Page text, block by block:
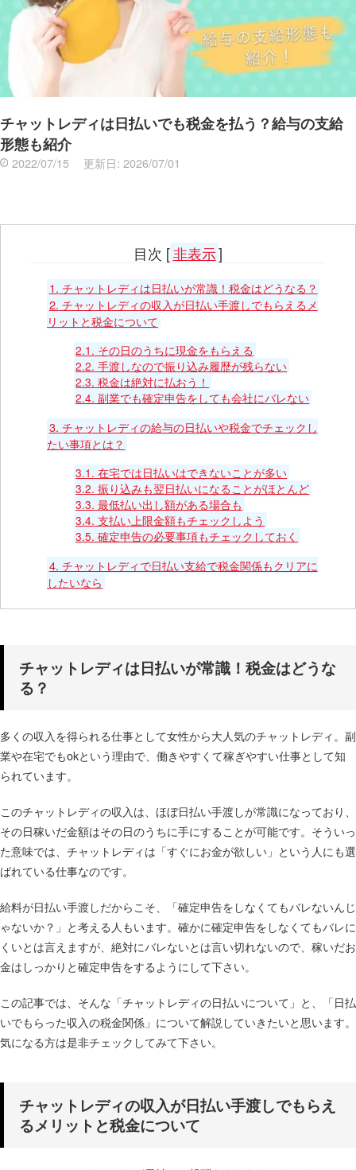
チャットレディは日払いでも税金を払う？給与の支給
形態も紹介
2022/07/15 更新日: 2026/07/01
目次 [非表示]
1. チャットレディは日払いが常識！税金はどうなる？
2. チャットレディの収入が日払い手渡しでもらえるメ
リットと税金について
2.1. その日のうちに現金をもらえる
2.2. 手渡しなので振り込み履歴が残らない
2.3. 税金は絶対に払おう！
2.4. 副業でも確定申告をしても会社にバレない
3. チャットレディの給与の日払いや税金でチェックし
たい事項とは？
3.1. 在宅では日払いはできないことが多い
3.2. 振り込みも翌日払いになることがほとんど
3.3. 最低払い出し額がある場合も
3.4. 支払い上限金額もチェックしよう
3.5. 確定申告の必要事項もチェックしておく
4. チャットレディで日払い支給で税金関係もクリアに
したいなら
チャットレディは日払いが常識！税金はどうな
る？
多くの収入を得られる仕事として女性から大人気のチャットレディ。副
業や在宅でもokという理由で、働きやすくて稼ぎやすい仕事として知
られています。
このチャットレディの収入は、ほぼ日払い手渡しが常識になっており、
その日稼いだ金額はその日のうちに手にすることが可能です。そういっ
た意味では、チャットレディは「すぐにお金が欲しい」という人にも選
ばれている仕事なのです。
給料が日払い手渡しだからこそ、「確定申告をしなくてもバレないんじ
ゃないか？」と考える人もいます。確かに確定申告をしなくてもバレに
くいとは言えますが、絶対にバレないとは言い切れないので、稼いだお
金はしっかりと確定申告をするようにして下さい。
この記事では、そんな「チャットレディの日払いについて」と、「日払
いでもらった収入の税金関係」について解説していきたいと思います。
気になる方は是非チェックしてみて下さい。
チャットレディの収入が日払い手渡しでもらえ
るメリットと税金について